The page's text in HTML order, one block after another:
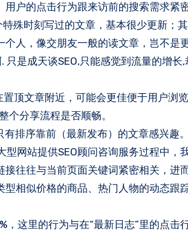
户的点击行为跟来访前的搜索需求紧
殊时刻写过的文章，基本很少更新；
人，像交朋友一般的读文章，岂不是
是成天谈SEO,只能感觉到流量的增长,
顶文章附近，可能会更佳便于用户浏览
个分享流程是否顺畅。
排序靠前（最新发布）的文章感兴趣
网站提供SEO顾问咨询服务过程中，
往往与当前页面关键词紧密相关，进
相似价格的商品、热门人物的动态跟
，这里的行为与在“最新日志”里的点击